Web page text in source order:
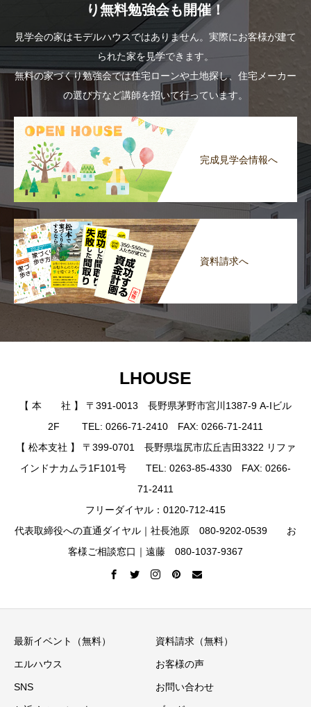
り無料勉強会も開催！
見学会の家はモデルハウスではありません。実際にお客様が建て
られた家を見学できます。
無料の家づくり勉強会では住宅ローンや土地探し、住宅メーカー
の選び方など講師を招いて行っています。
完成見学会情報へ
資料請求へ
LHOUSE
【 本 社 】 〒391-0013 長野県茅野市宮川1387-9 A-Iビル
2F TEL: 0266-71-2410 FAX: 0266-71-2411
【 松本支社 】 〒399-0701 長野県塩尻市広丘吉田3322 リファ
インドナカムラ1F101号 TEL: 0263-85-4330 FAX: 0266-
71-2411
フリーダイヤル：0120-712-415
代表取締役への直通ダイヤル｜社長池原 080-9202-0539 お
客様ご相談窓口｜遠藤 080-1037-9367
最新イベント（無料） 資料請求（無料）
エルハウス お客様の声
SNS お問い合わせ